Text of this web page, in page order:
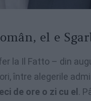
el e
la Il Fatto – din
între alegerile
de ore o zi cu el .